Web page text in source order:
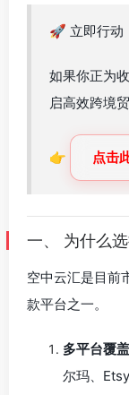
🚀 立即行动
如果你正为
启高效跨境贸
👉 点击
一、 为什么
空中云汇是目前
款平台之一。
多平台覆盖
尔玛、